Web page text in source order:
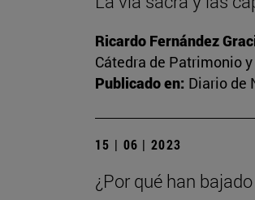
Ricardo Fernández
Cátedra de Patrimonio
Publicado en: Diario de
15 | 06 | 2023
¿Por qué han